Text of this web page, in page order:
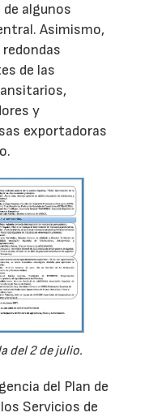
algunos
Asimismo,
de las
y
exportadoras
del 2 de julio.
del Plan de
Servicios de